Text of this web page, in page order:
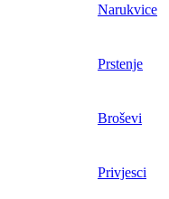
Narukvice
Prstenje
Broševi
Privjesci